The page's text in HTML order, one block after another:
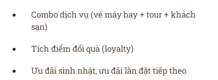
Combo dịch vụ (vé máy bay + tour + khách
sạn)
Tích điểm đổi quà (loyalty)
Ưu đãi sinh nhật, ưu đãi lần đặt tiếp theo